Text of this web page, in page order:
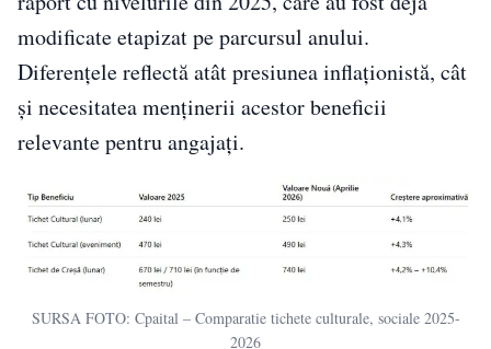
modificate etapizat pe parcursul anului.
Diferențele reflectă atât presiunea inflaționistă, cât
și necesitatea menținerii acestor beneficii
relevante pentru angajați.
SURSA FOTO: Cpaital – Comparatie tichete culturale, sociale 2025-
2026